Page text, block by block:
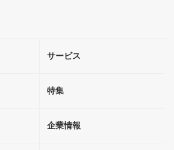
サービス
特集
企業情報